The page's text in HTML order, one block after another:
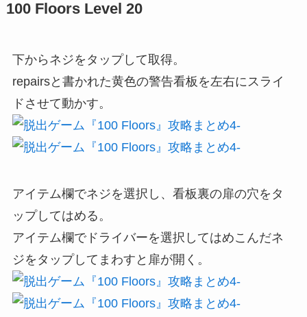
100 Floors Level 20
下からネジをタップして取得。
repairsと書かれた黄色の警告看板を左右にスライ
ドさせて動かす。
アイテム欄でネジを選択し、看板裏の扉の穴をタ
ップしてはめる。
アイテム欄でドライバーを選択してはめこんだネ
ジをタップしてまわすと扉が開く。